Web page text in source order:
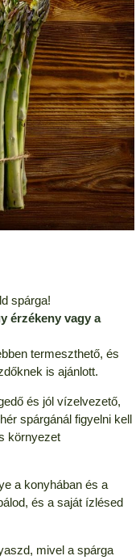
spárga!
érzékeny vagy a
termeszthető, és
is ajánlott.
és jól vízelvezető,
spárgánál figyelni kell
környezet
a konyhában és a
és a saját ízlésed
mivel a spárga